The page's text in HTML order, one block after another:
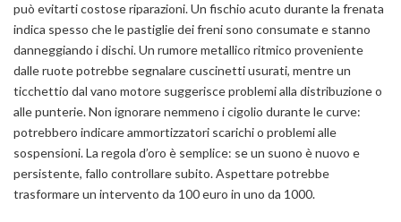
può evitarti costose riparazioni. Un fischio acuto durante la frenata
indica spesso che le pastiglie dei freni sono consumate e stanno
danneggiando i dischi. Un rumore metallico ritmico proveniente
dalle ruote potrebbe segnalare cuscinetti usurati, mentre un
ticchettio dal vano motore suggerisce problemi alla distribuzione o
alle punterie. Non ignorare nemmeno i cigolio durante le curve:
potrebbero indicare ammortizzatori scarichi o problemi alle
sospensioni. La regola d’oro è semplice: se un suono è nuovo e
persistente, fallo controllare subito. Aspettare potrebbe
trasformare un intervento da 100 euro in uno da 1000.